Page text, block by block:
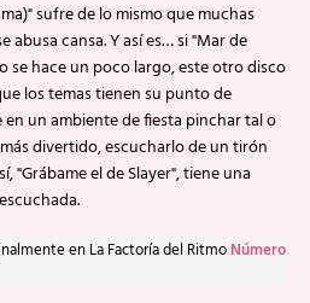
sufre de lo mismo que muchas
cansa. Y así es… si "Mar de
se hace un poco largo, este otro disco
los temas tienen su punto de
un ambiente de fiesta pinchar tal o
divertido, escucharlo de un tirón
"Grábame el de Slayer", tiene una
en La Factoría del Ritmo Número